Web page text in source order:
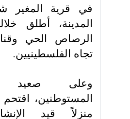
في قرية المغير
المدينة، أطلق
الرصاص الحي
تجاه الفلسطينيين.
وعلى صعيد
المستوطنين،
منزلاً قيد